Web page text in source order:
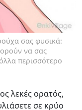
σας φυσικά:
να σας
περισσότερο
λεκές ορατός,
σε κρύο